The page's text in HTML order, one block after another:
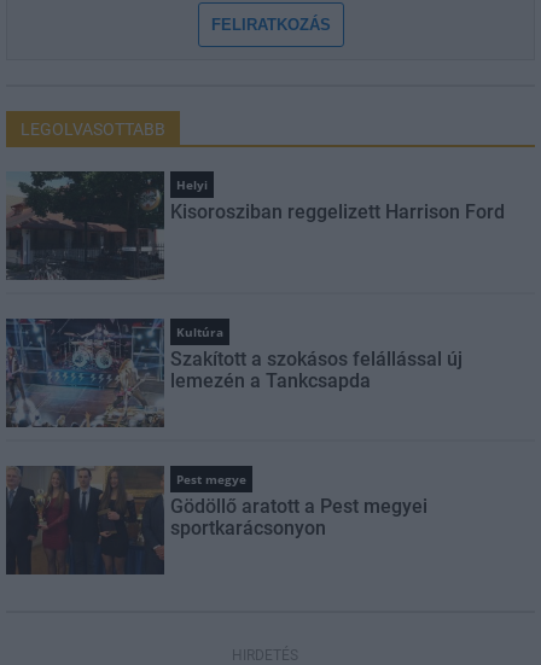
FELIRATKOZÁS
LEGOLVASOTTABB
Helyi
Kisorosziban reggelizett Harrison Ford
Kultúra
Szakított a szokásos felállással új
lemezén a Tankcsapda
Pest megye
Gödöllő aratott a Pest megyei
sportkarácsonyon
HIRDETÉS